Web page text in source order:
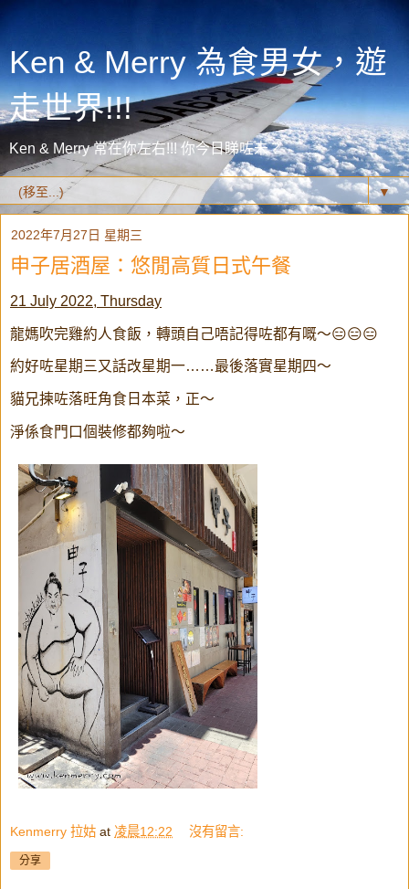
Ken & Merry 為食男女，遊
走世界!!!
Ken & Merry 常在你左右!!! 你今日睇咗未？
▼
2022年7月27日 星期三
申子居酒屋：悠閒高質日式午餐
21 July 2022, Thursday
龍媽吹完雞約人食飯，轉頭自己唔記得咗都有嘅～😑😑😑
約好咗星期三又話改星期一……最後落實星期四～
貓兄揀咗落旺角食日本菜，正～
淨係食門口個裝修都夠啦～
Kenmerry 拉姑 at 凌晨12:22 沒有留言:
分享